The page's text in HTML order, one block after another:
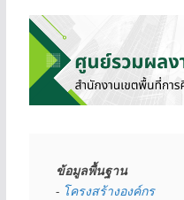
ข้อมูลพื้นฐาน
- โครงสร้างองค์กร